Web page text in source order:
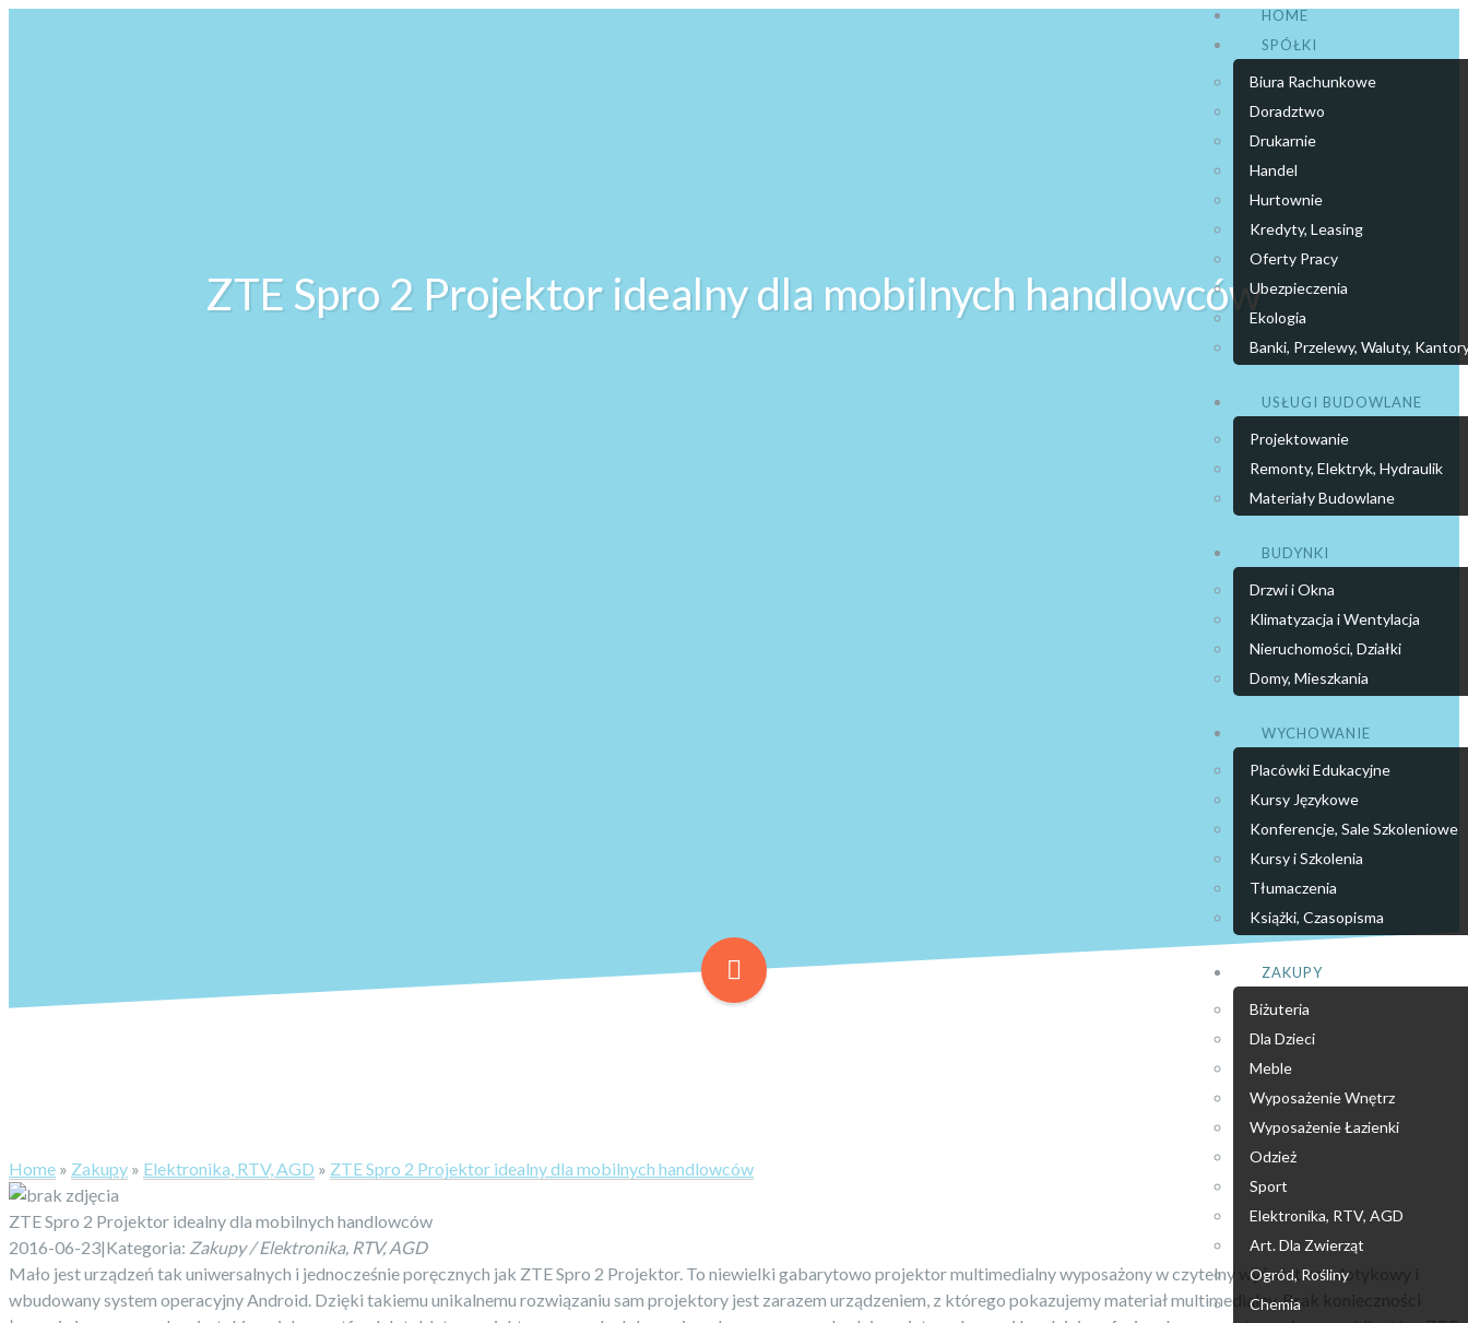
HOME
SPÓŁKI
Biura Rachunkowe
Doradztwo
Drukarnie
Handel
Hurtownie
Kredyty, Leasing
Oferty Pracy
Ubezpieczenia
Ekologia
Banki, Przelewy, Waluty,
USŁUGI BUDOWLANE
Projektowanie
Remonty, Elektryk, Hydraulik
Materiały Budowlane
BUDYNKI
Drzwi i Okna
Klimatyzacja i Wentylacja
Nieruchomości, Działki
Domy, Mieszkania
WYCHOWANIE
Placówki Edukacyjne
Kursy Językowe
Konferencje, Sale Szkoleniowe
Kursy i Szkolenia
Tłumaczenia
Książki, Czasopisma
ZAKUPY
Biżuteria
Dla Dzieci
Meble
Wyposażenie Wnętrz
Wyposażenie Łazienki
Odzież
Sport
Elektronika, RTV, AGD
Art. Dla Zwierząt
Ogród, Rośliny
Chemia
ZTE Spro 2 Projektor idealny dla mobilnych handlowców
Home » Zakupy » Elektronika, RTV, AGD » ZTE Spro 2 Projektor idealny dla mobilnych handlowców
ZTE Spro 2 Projektor idealny dla mobilnych handlowców
2016-06-23|Kategoria: Zakupy / Elektronika, RTV, AGD
Mało jest urządzeń tak uniwersalnych i jednocześnie poręcznych jak ZTE Spro 2 Projektor. To niewielki gabarytowo projektor multimedialny wyposażony w czytelny wyświetlacz dotykowy i
wbudowany system operacyjny Android. Dzięki takiemu unikalnemu rozwiązaniu sam projektory jest zarazem urządzeniem, z którego pokazujemy materiał multimedialny. Brak konieczności